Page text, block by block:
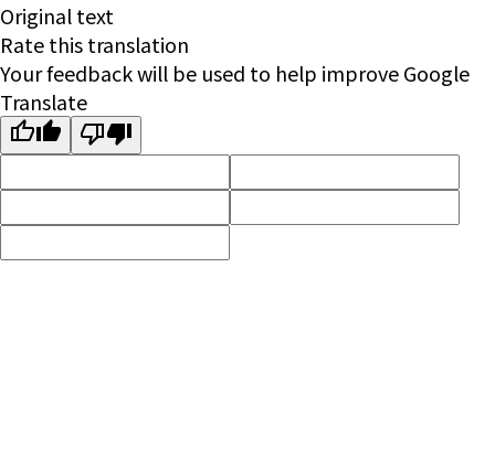
Original text
Rate this translation
Your feedback will be used to help improve Google
Translate